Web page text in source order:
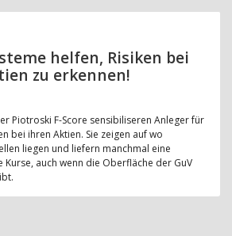
helfen, Risiken bei
zu erkennen!
Piotroski F-Score sensibiliseren Anleger für
bei ihren Aktien. Sie zeigen auf wo
liegen und liefern manchmal eine
Kurse, auch wenn die Oberfläche der GuV